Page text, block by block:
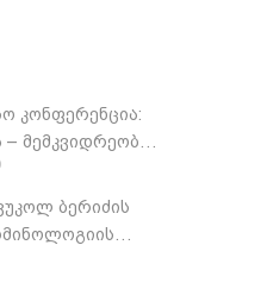
კონფერენცია:
მემკვიდრეობა
ბერიძის
წლისაა!